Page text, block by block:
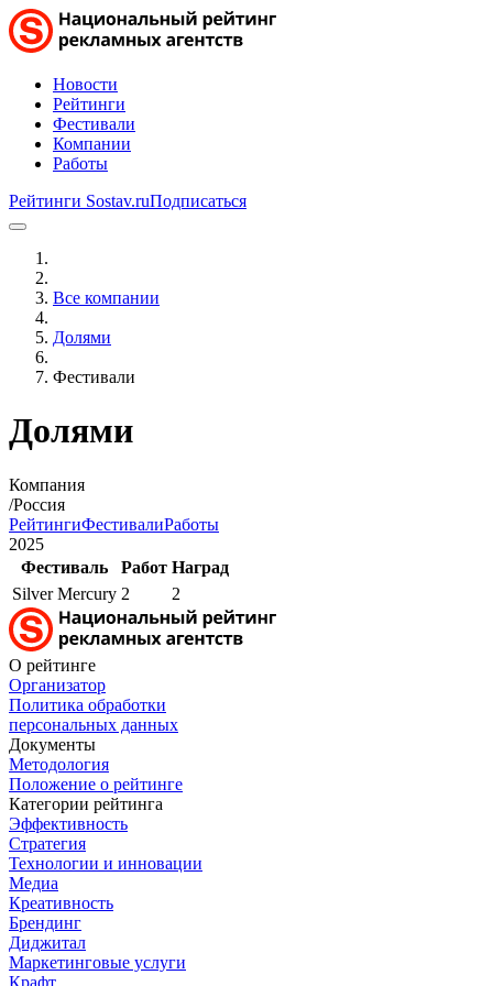
Новости
Рейтинги
Фестивали
Компании
Работы
Рейтинги Sostav.ruПодписаться
Все компании
Долями
Фестивали
Долями
Компания
/Россия
РейтингиФестивалиРаботы
2025
Фестиваль
Работ Наград
Silver Mercury 2 2
О рейтинге
Организатор
Политика обработки
персональных данных
Документы
Методология
Положение о рейтинге
Категории рейтинга
Эффективность
Стратегия
Технологии и инновации
Медиа
Креативность
Брендинг
Диджитал
Маркетинговые услуги
Крафт